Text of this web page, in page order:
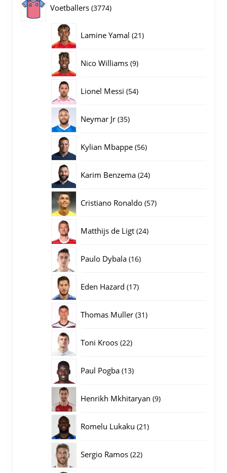
Voetballers 37743774
Lamine Yamal 2121
Nico Williams 99
Lionel Messi 5454
Neymar Jr 3535
Kylian Mbappe 5656
Karim Benzema 2424
Cristiano Ronaldo 5757
Matthijs de Ligt 2424
Paulo Dybala 1616
Eden Hazard 1717
Thomas Muller 3131
Toni Kroos 2222
Paul Pogba 1313
Henrikh Mkhitaryan 99
Romelu Lukaku 2121
Sergio Ramos 2222